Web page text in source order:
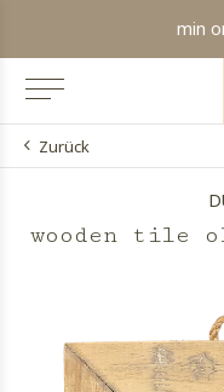
min
Zurück
wooden tile